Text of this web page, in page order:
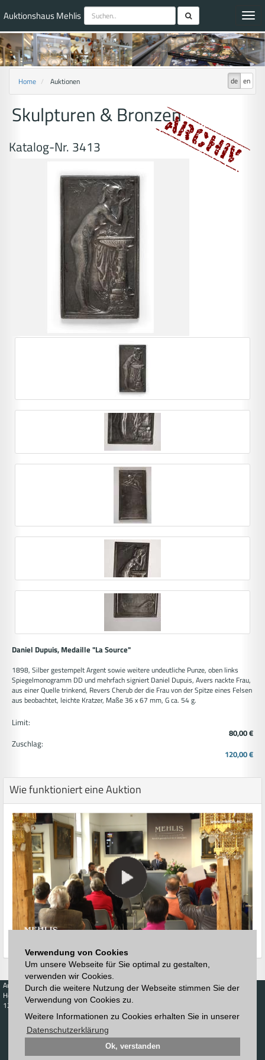
Verwendung von Cookies
Um unsere Webseite für Sie optimal zu gestalten,
verwenden wir Cookies.
Durch die weitere Nutzung der Webseite stimmen Sie der
Verwendung von Cookies zu.
Weitere Informationen zu Cookies erhalten Sie in unserer
Datenschutzerklärung
Ok, verstanden
Auktionshaus Mehlis
de en
Home Auktionen
Skulpturen & Bronzen
Katalog-Nr. 3413
Daniel Dupuis, Medaille "La Source"
1898, Silber gestempelt Argent sowie weitere undeutliche Punze, oben links
Spiegelmonogramm DD und mehrfach signiert Daniel Dupuis, Avers nackte Frau,
aus einer Quelle trinkend, Revers Cherub der die Frau von der Spitze eines Felsen
aus beobachtet, leichte Kratzer, Maße 36 x 67 mm, G ca. 54 g.
Limit:
80,00 €
Zuschlag:
120,00 €
Wie funktioniert eine Auktion
Auktionen
Höchstzuschläge
123. Auktion
Zeitplan
Katalog
Blätterkatalog
Kaufen
Kalender
Verkaufen
Preisdatenbank
Auktionshaus
Anmelden
Newsletter
Downloads